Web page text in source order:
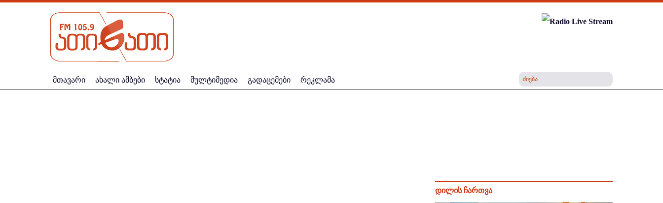
მთავარი ახალი ამბები სტატია მულტიმედია გადაცემები რეკლამა
დილის ჩართვა